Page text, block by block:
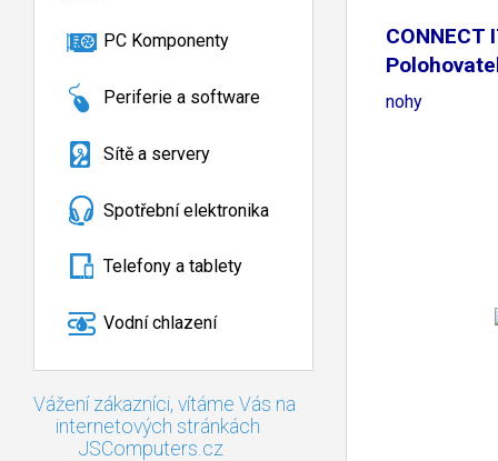
PC Komponenty
Periferie a software
Sítě a servery
Spotřební elektronika
Telefony a tablety
Vodní chlazení
Vážení zákazníci, vítáme Vás na
internetových stránkách
JSComputers.cz
CONNECT
pod
nohy